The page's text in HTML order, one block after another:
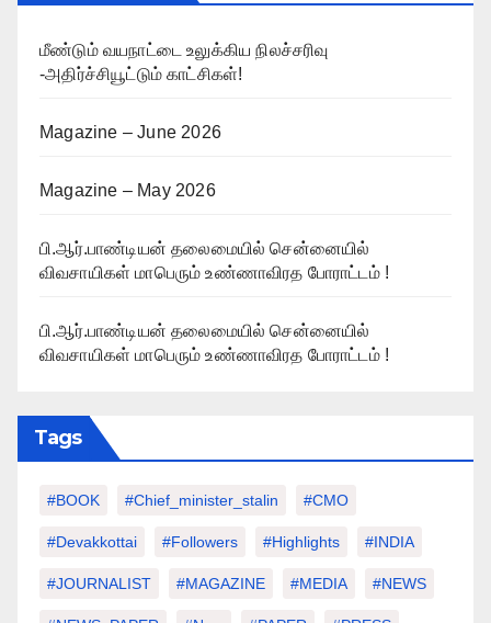
மீண்டும் வயநாட்டை உலுக்கிய நிலச்சரிவு
-அதிர்ச்சியூட்டும் காட்சிகள்!
Magazine – June 2026
Magazine – May 2026
பி.ஆர்.பாண்டியன் தலைமையில் சென்னையில்
விவசாயிகள் மாபெரும் உண்ணாவிரத போராட்டம் !
பி.ஆர்.பாண்டியன் தலைமையில் சென்னையில்
விவசாயிகள் மாபெரும் உண்ணாவிரத போராட்டம் !
Tags
#BOOK #chief_minister_stalin #CMO
#devakkottai #followers #highlights #INDIA
#JOURNALIST #MAGAZINE #MEDIA #NEWS